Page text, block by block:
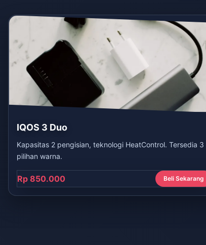
IQOS 3 Duo
Kapasitas 2 pengisian, teknologi HeatControl. Tersedia 3
pilihan warna.
Rp 850.000 Beli Sekarang